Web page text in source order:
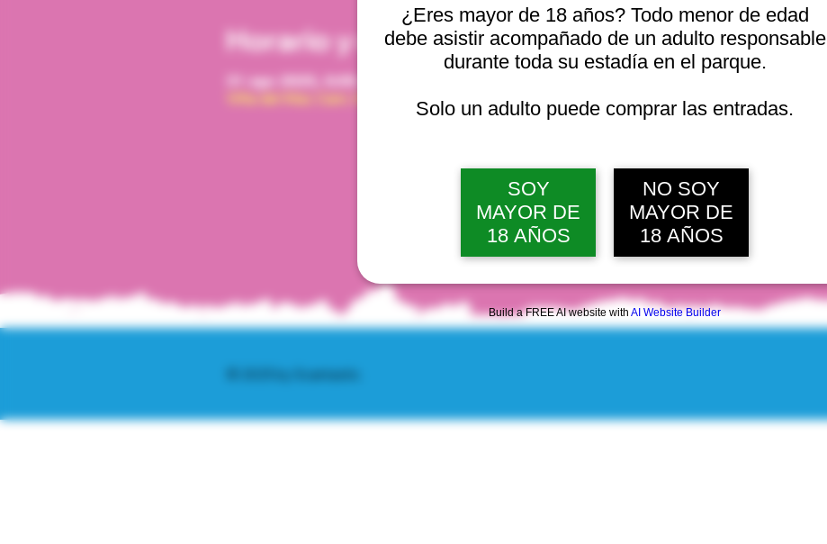
¿Eres mayor de 18 años? Todo menor de edad
debe asistir acompañado de un adulto responsable
durante toda su estadía en el parque.
Solo un adulto puede comprar las entradas.
SOY
MAYOR DE
18 AÑOS
NO SOY
MAYOR DE
18 AÑOS
Build a FREE AI website with AI Website Builder
Horario y ubicación
31 ago 2025, 6:00 p. m. – 7:00 p. m.
Viña del Mar, Cam. Internacional 2440, Viña del Mar, Valparaíso, Chile
© 2025 by Scantastic.